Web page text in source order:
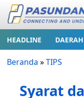
HEADLINE DAERAH
Beranda »TIPS
Syarat